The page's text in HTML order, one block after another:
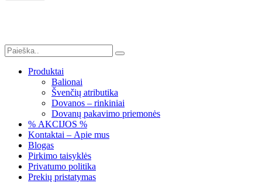
Produktai
Balionai
Švenčių atributika
Dovanos – rinkiniai
Dovanų pakavimo priemonės
% AKCIJOS %
Kontaktai – Apie mus
Blogas
Pirkimo taisyklės
Privatumo politika
Prekių pristatymas